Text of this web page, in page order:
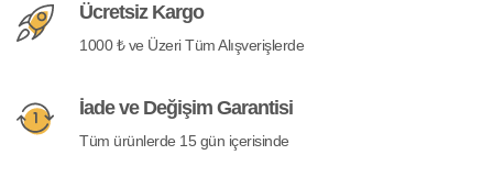
Ücretsiz Kargo
1000 ₺ ve Üzeri Tüm Alışverişlerde
İade ve Değişim Garantisi
Tüm ürünlerde 15 gün içerisinde